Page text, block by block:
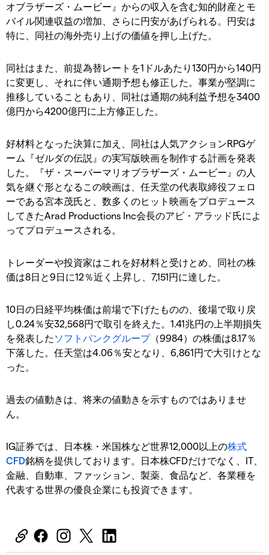
オブラザーズ・ムービー』からの収入を含む知的財産とモ
バイル関連収益の増加、さらに円安があげられる。円安は
特に、同社の海外売り上げの価値を押し上げた。
同社はまた、前提為替レートを1ドルあたり130円から140円
に変更し、それに伴い通期予想も修正した。事業が堅調に
推移していることもあり、同社は通期の純利益予想を3400
億円から4200億円に上方修正した。
好材料となった決算に加え、同社は人気アクションRPGゲ
ーム『ゼルダの伝説』の実写版映画を制作する計画を発表
した。『ザ・スーパーマリオブラザーズ・ムービー』の人
気を継ぐ形となるこの映画は、任天堂の代表取締役フェロ
ーである宮本茂氏と、数多くのヒット映画をプロデュース
してきたArad Productions Inc会長のアビ・アラッド氏によ
ってプロデュースされる。
トレーダーや投資家はこれを好材料と受けとめ、同社の株
価は8日と9日に12％近く上昇し、7,151円に達した。
10日の日経平均株価は前場で下げたものの、後場で取り戻
し0.24％安32,568円で取引を終えた。1.41兆円の上半期損失
を発表した ソフトバンクグループ（9984）の株価は8.17％
下落した。任天堂は4.06％安となり、6,861円で大引けとな
った。
過去の値動きは、将来の値動きを示すものではありませ
ん。
IG証券では、日本株・米国株など世界12,000以上の株式
CFD銘柄を提供しております。日本株CFDだけでなく、IT、
金融、自動車、ファッション、製薬、食品など、各業種を
代表する世界の優良企業にも投資できます。